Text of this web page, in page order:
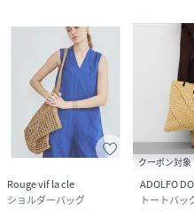
Rouge vif la cle
ショルダーバッグ
クーポン対象
ADOLFO
トートバッ